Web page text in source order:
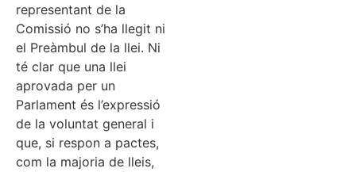
representant de la
Comissió no s’ha llegit ni
el Preàmbul de la llei. Ni
té clar que una llei
aprovada per un
Parlament és l’expressió
de la voluntat general i
que, si respon a pactes,
com la majoria de lleis,